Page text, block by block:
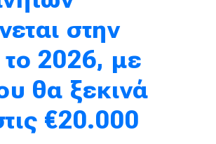
στην
2026, με
θα ξεκινά
€20.000